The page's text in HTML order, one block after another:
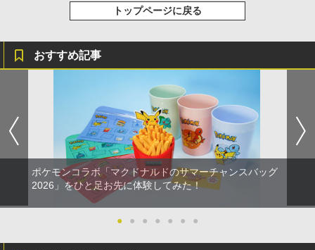
トップページに戻る
おすすめ記事
ポケモンコラボ「マクドナルドのサマーチャンスバッグ
2026」をひと足お先に体験してみた！
● ● ● ● ● ● ●